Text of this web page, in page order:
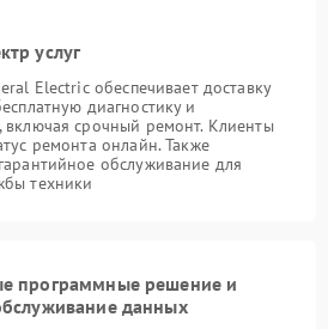
услуг
Electric обеспечивает доставку
диагностику и
включая срочный ремонт. Клиенты
ремонта онлайн. Также
обслуживание для
техники
программные решение и
данных